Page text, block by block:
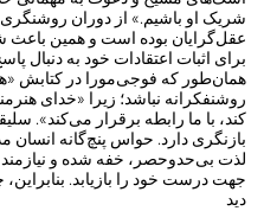
شریک او باشیم.» از دوران روشنگری
عقل‌گرایان بوده ‌است و همین باعث
برای اثبات اعتقادات خود به دنبال
همان‌طور که فوجی‌مورا در کتابش
روشنفکرانه نباشد؛ زیرا «خدای
کند، با ما رابطه برقرار می‌کند».
بازنگری دارد. حواس پنچ‌گانه انسان
لذت بی‌حدوحصر، خفه شده و
جهت درست خود را بازیابد.
دید